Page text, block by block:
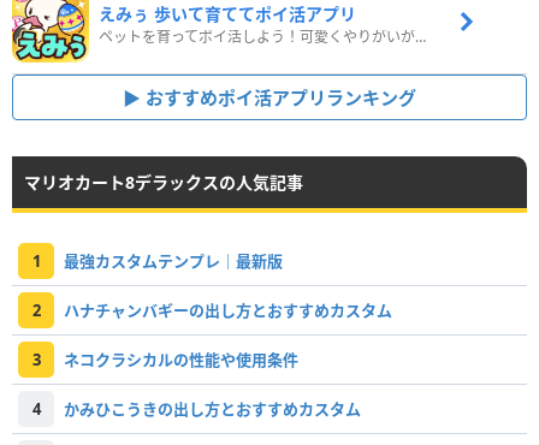
えみぅ 歩いて育ててポイ活アプリ
ペットを育ってポイ活しよう！可愛くやりがいがある新感覚アプリ
おすすめポイ活アプリランキング
マリオカート8デラックスの人気記事
1 最強カスタムテンプレ｜最新版
2 ハナチャンバギーの出し方とおすすめカスタム
3 ネコクラシカルの性能や使用条件
4 かみひこうきの出し方とおすすめカスタム